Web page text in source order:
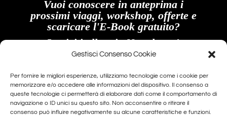
Gestisci Consenso Cookie
Per fornire le migliori esperienze, utilizziamo tecnologie come i cookie per
memorizzare e/o accedere alle informazioni del dispositivo. Il consenso a
queste tecnologie ci permetterà di elaborare dati come il comportamento di
navigazione o ID unici su questo sito. Non acconsentire o ritirare il
consenso può influire negativamente su alcune caratteristiche e funzioni.
Vuoi conoscere in anteprima i
prossimi viaggi, workshop, offerte e
scaricare l'E-Book gratuito?
Iscriviti alla mia Newsletter!
Email
Procedendo accetti la privacy policy